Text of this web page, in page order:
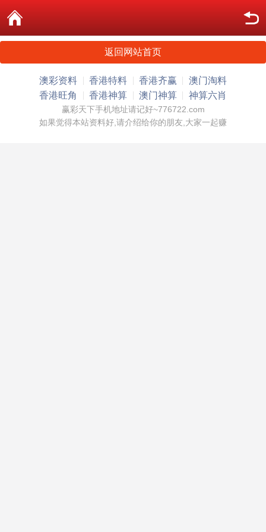
返回网站首页
澳彩资料 香港特料 香港齐赢
澳门淘料
香港旺角
香港神算 澳门神算 神算六肖
赢彩天下手机地址请记好~776722.com
如果觉得本站资料好,请介绍给你的朋友,大家一起赚